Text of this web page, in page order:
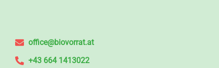
office@biovorrat.at
+43 664 1413022